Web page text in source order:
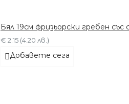
Бял 19см фризьорски гребен
€ 2.15 (4.20 лв.)
Добавете сега